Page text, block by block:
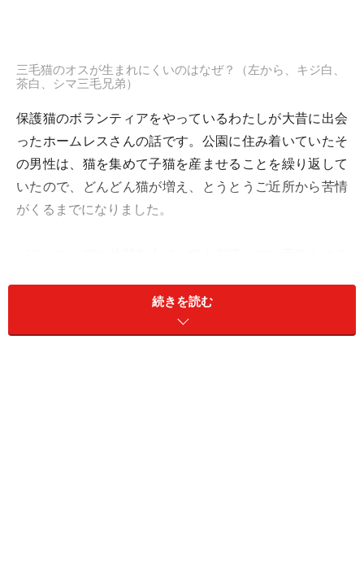
三毛猫のオスが生まれにくいのはなぜ？（左から、キジ白、
茶白、シマ三毛兄弟）
保護猫のボランティアをやっているわたしが大昔に出会
ったホームレスさんの話です。公園に住み着いていたそ
の男性は、猫を集めて子猫を産ませることを繰り返して
いたので、どんどん猫が増え、とうとうご近所から苦情
がくるまでになりました。
苦情が。話を聞くと、「三毛猫のオスが生まれるのを待
っているから、不妊手術はさせない」「三毛のオスが生
続きを読む